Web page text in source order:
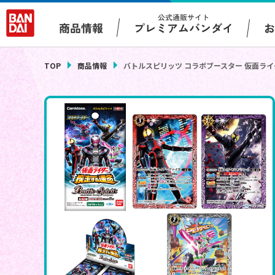
商品情報
公式通販サイト
プレミアムバンダイ
TOP 商品情報 バトルスピリッツ コラボブースター 仮面ラ